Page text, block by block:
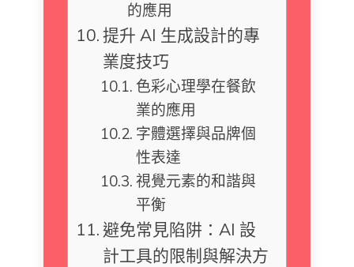
的應用
提升 AI 生成設計的專
業度技巧
色彩心理學在餐飲
業的應用
字體選擇與品牌個
性表達
視覺元素的和諧與
平衡
避免常見陷阱：AI 設
計工具的限制與解決方